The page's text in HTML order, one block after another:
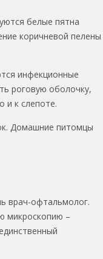
белые пятна
коричневой пелены
инфекционные
роговую оболочку,
и к слепоте.
Домашние питомцы
врач-офтальмолог.
микроскопию –